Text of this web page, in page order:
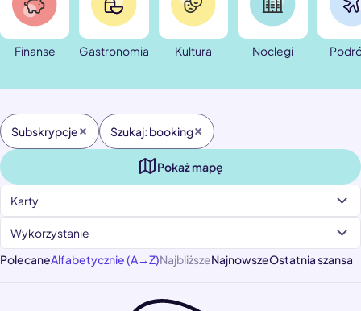
Finanse Gastronomia Kultura Noclegi
Subskrypcje Szukaj: booking
Pokaż mapę
Karty
Wykorzystanie
PolecaneAlfabetycznie (A→Z)NajbliższeNajnowszeOstatnia szansa